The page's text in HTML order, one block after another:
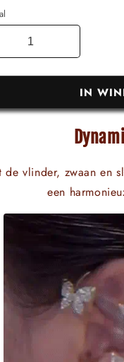
IN
de vlinder, zwaan en
een